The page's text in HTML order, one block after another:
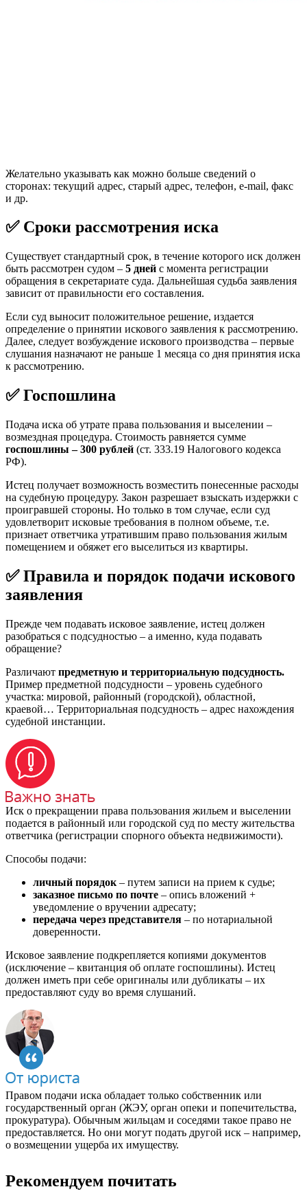
Желательно указывать как можно больше сведений о
сторонах: текущий адрес, старый адрес, телефон, e-mail, факс
и др.
✅ Сроки рассмотрения иска
Существует стандартный срок, в течение которого иск должен
быть рассмотрен судом – 5 дней с момента регистрации
обращения в секретариате суда. Дальнейшая судьба заявления
зависит от правильности его составления.
Если суд выносит положительное решение, издается
определение о принятии искового заявления к рассмотрению.
Далее, следует возбуждение искового производства – первые
слушания назначают не раньше 1 месяца со дня принятия иска
к рассмотрению.
✅ Госпошлина
Подача иска об утрате права пользования и выселении –
возмездная процедура. Стоимость равняется сумме
госпошлины – 300 рублей (ст. 333.19 Налогового кодекса
РФ).
Истец получает возможность возместить понесенные расходы
на судебную процедуру. Закон разрешает взыскать издержки с
проигравшей стороны. Но только в том случае, если суд
удовлетворит исковые требования в полном объеме, т.е.
признает ответчика утратившим право пользования жилым
помещением и обяжет его выселиться из квартиры.
✅ Правила и порядок подачи искового
заявления
Прежде чем подавать исковое заявление, истец должен
разобраться с подсудностью – а именно, куда подавать
обращение?
Различают предметную и территориальную подсудность.
Пример предметной подсудности – уровень судебного
участка: мировой, районный (городской), областной,
краевой… Территориальная подсудность – адрес нахождения
судебной инстанции.
Иск о прекращении права пользования жильем и выселении
подается в районный или городской суд по месту жительства
ответчика (регистрации спорного объекта недвижимости).
Способы подачи:
личный порядок – путем записи на прием к судье;
заказное письмо по почте – опись вложений +
уведомление о вручении адресату;
передача через представителя – по нотариальной
доверенности.
Исковое заявление подкрепляется копиями документов
(исключение – квитанция об оплате госпошлины). Истец
должен иметь при себе оригиналы или дубликаты – их
предоставляют суду во время слушаний.
Правом подачи иска обладает только собственник или
государственный орган (ЖЭУ, орган опеки и попечительства,
прокуратура). Обычным жильцам и соседями такое право не
предоставляется. Но они могут подать другой иск – например,
о возмещении ущерба их имуществу.
Рекомендуем почитать